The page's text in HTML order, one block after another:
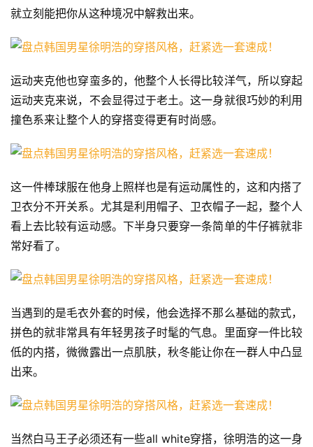
就立刻能把你从这种境况中解救出来。
运动夹克他也穿蛮多的，他整个人长得比较洋气，所以穿起
运动夹克来说，不会显得过于老土。这一身就很巧妙的利用
撞色系来让整个人的穿搭变得更有时尚感。
这一件棒球服在他身上照样也是有运动属性的，这和内搭了
卫衣分不开关系。尤其是利用帽子、卫衣帽子一起，整个人
看上去比较有运动感。下半身只要穿一条简单的牛仔裤就非
常好看了。
当遇到的是毛衣外套的时候，他会选择不那么基础的款式，
拼色的就非常具有年轻男孩子时髦的气息。里面穿一件比较
低的内搭，微微露出一点肌肤，秋冬能让你在一群人中凸显
出来。
当然白马王子必须还有一些all white穿搭，徐明浩的这一身